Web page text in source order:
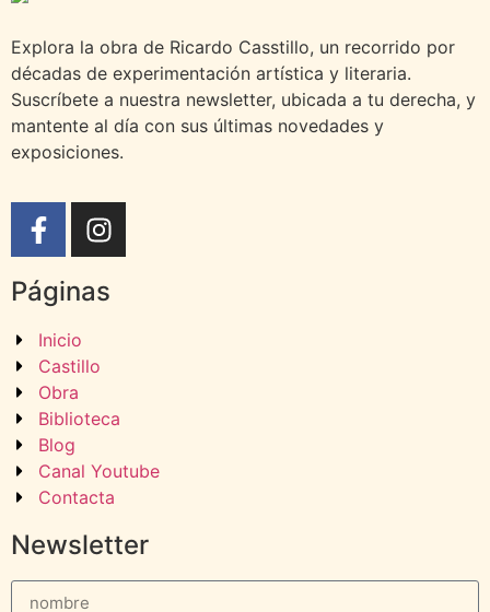
Explora la obra de Ricardo Casstillo, un recorrido por
décadas de experimentación artística y literaria.
Suscríbete a nuestra newsletter, ubicada a tu derecha, y
mantente al día con sus últimas novedades y
exposiciones.
Páginas
Inicio
Castillo
Obra
Biblioteca
Blog
Canal Youtube
Contacta
Newsletter